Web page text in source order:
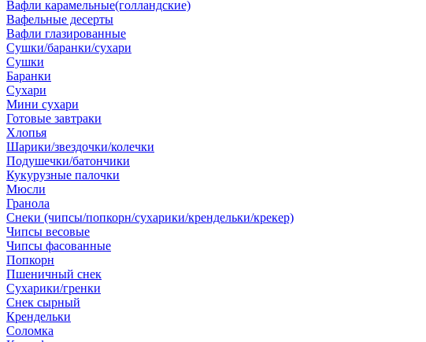
Вафли карамельные(голландские)
Вафельные десерты
Вафли глазированные
Сушки/баранки/сухари
Сушки
Баранки
Сухари
Мини сухари
Готовые завтраки
Хлопья
Шарики/звездочки/колечки
Подушечки/батончики
Кукурузные палочки
Мюсли
Гранола
Снеки (чипсы/попкорн/сухарики/крендельки/крекер)
Чипсы весовые
Чипсы фасованные
Попкорн
Пшеничный снек
Сухарики/гренки
Снек сырный
Крендельки
Соломка